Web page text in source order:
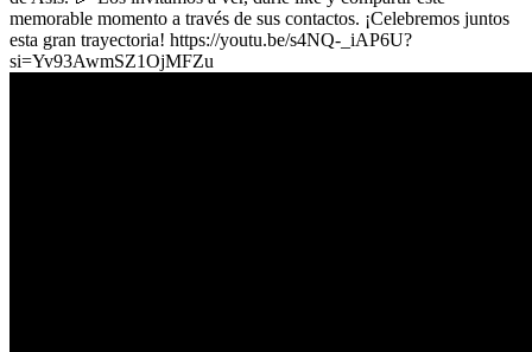
memorable momento a través de sus contactos. ¡Celebremos juntos
esta gran trayectoria! https://youtu.be/s4NQ-_iAP6U?
si=Yv93AwmSZ1OjMFZu